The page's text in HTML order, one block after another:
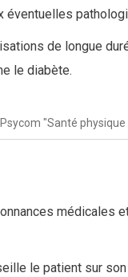
éventuelles
de longue
le diabète.
"Santé
le patient sur